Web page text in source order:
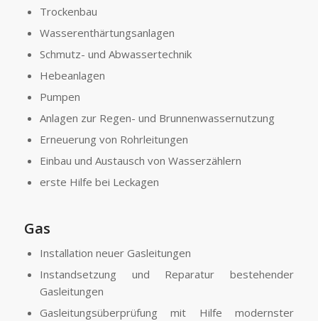
Trockenbau
Wasserenthärtungsanlagen
Schmutz- und Abwassertechnik
Hebeanlagen
Pumpen
Anlagen zur Regen- und Brunnenwassernutzung
Erneuerung von Rohrleitungen
Einbau und Austausch von Wasserzählern
erste Hilfe bei Leckagen
Gas
Installation neuer Gasleitungen
Instandsetzung und Reparatur bestehender
Gasleitungen
Gasleitungsüberprüfung mit Hilfe modernster